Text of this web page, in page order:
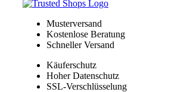
Musterversand
Kostenlose Beratung
Schneller Versand
Käuferschutz
Hoher Datenschutz
SSL-Verschlüsselung